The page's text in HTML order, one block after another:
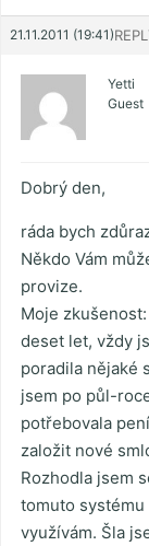
21.11.2011 (19:41)
Yetti
Guest
Dobrý den,
ráda bych
Někdo Vám
provize.
Moje
deset let, vždy
poradila nějaké
jsem po půl-
potřebovala
založit nové
Rozhodla jsem
tomuto systému
využívám. Šla